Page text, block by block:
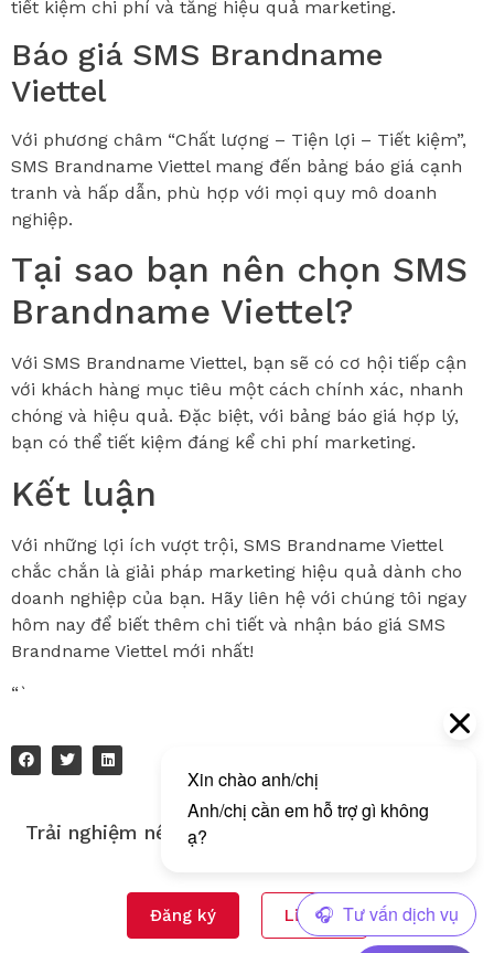
tiết kiệm chi phí và tăng hiệu quả marketing.
Báo giá SMS Brandname
Viettel
Với phương châm “Chất lượng – Tiện lợi – Tiết kiệm”,
SMS Brandname Viettel mang đến bảng báo giá cạnh
tranh và hấp dẫn, phù hợp với mọi quy mô doanh
nghiệp.
Tại sao bạn nên chọn SMS
Brandname Viettel?
Với SMS Brandname Viettel, bạn sẽ có cơ hội tiếp cận
với khách hàng mục tiêu một cách chính xác, nhanh
chóng và hiệu quả. Đặc biệt, với bảng báo giá hợp lý,
bạn có thể tiết kiệm đáng kể chi phí marketing.
Kết luận
Với những lợi ích vượt trội, SMS Brandname Viettel
chắc chắn là giải pháp marketing hiệu quả dành cho
doanh nghiệp của bạn. Hãy liên hệ với chúng tôi ngay
hôm nay để biết thêm chi tiết và nhận báo giá SMS
Brandname Viettel mới nhất!
“`
Trải nghiệm nền tảng gửi tin nhắn đa kênh của
Đăng ký Liên hệ